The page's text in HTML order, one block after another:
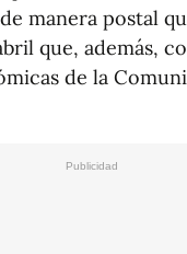
manera postal
que, además,
de la